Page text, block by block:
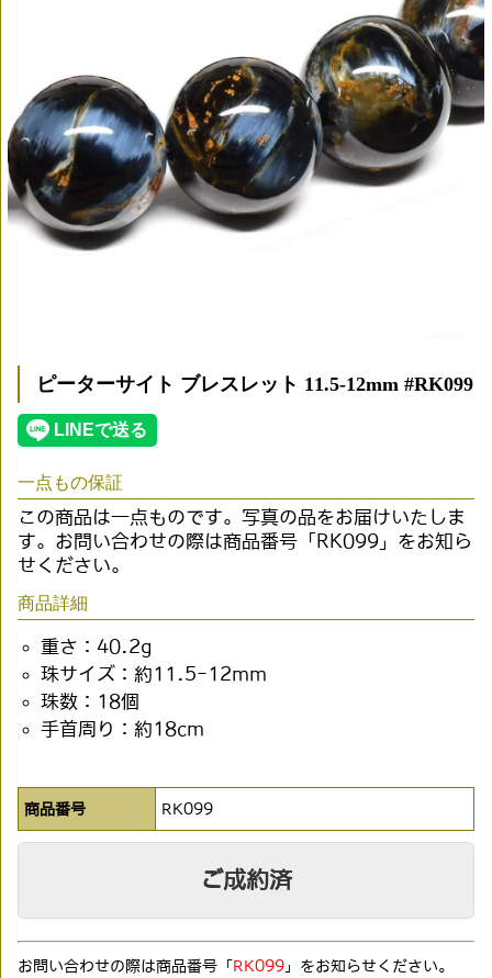
ピーターサイト ブレスレット 11.5-12mm #RK099
一点もの保証
この商品は一点ものです。写真の品をお届けいたしま
す。お問い合わせの際は商品番号「RK099」をお知ら
せください。
商品詳細
重さ：40.2g
珠サイズ：約11.5-12mm
珠数：18個
手首周り：約18cm
商品番号 RK099
ご成約済
お問い合わせの際は商品番号「 RK099」をお知らせください。